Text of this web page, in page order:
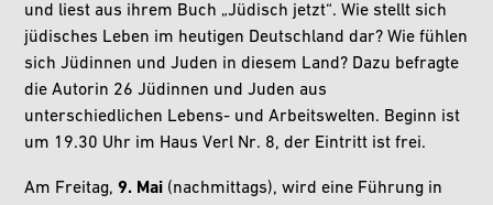
und liest aus ihrem Buch „Jüdisch jetzt“. Wie stellt sich
jüdisches Leben im heutigen Deutschland dar? Wie fühlen
sich Jüdinnen und Juden in diesem Land? Dazu befragte
die Autorin 26 Jüdinnen und Juden aus
unterschiedlichen Lebens- und Arbeitswelten. Beginn ist
um 19.30 Uhr im Haus Verl Nr. 8, der Eintritt ist frei.
Am Freitag,9. Mai (nachmittags), wird eine Führung in